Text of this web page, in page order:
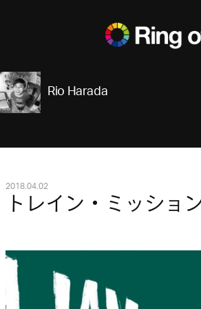
Rio Harada
2018.04.02
トレイン・ミッショ